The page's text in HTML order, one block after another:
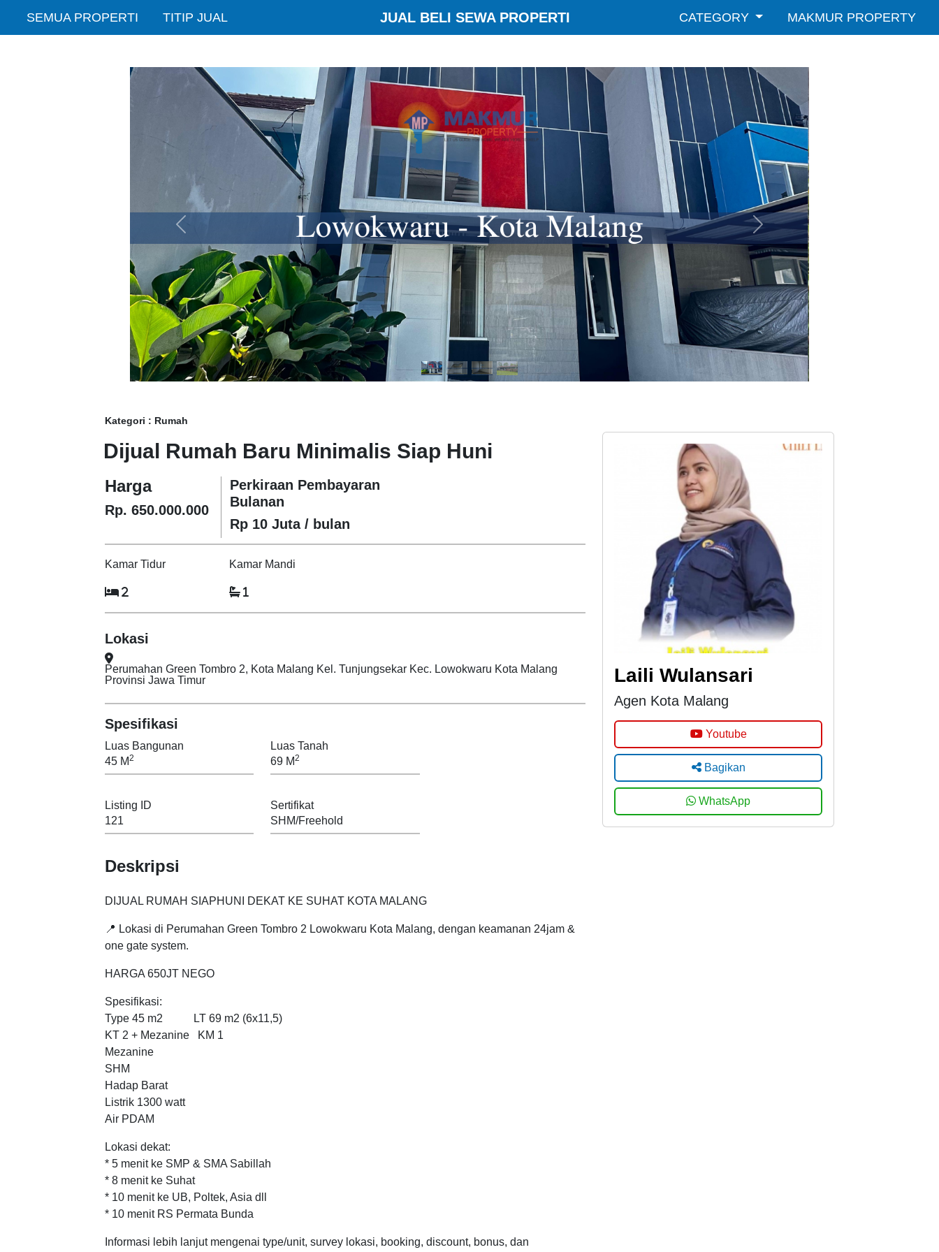
SEMUA PROPERTI TITIP JUAL JUAL BELI SEWA PROPERTI CATEGORY MAKMUR PROPERTY
Sebelumnya Selanjutnya
Kategori : Rumah
Dijual Rumah Baru Minimalis Siap Huni
Harga
Rp. 650.000.000
Perkiraan Pembayaran
Bulanan
Rp 10 Juta / bulan
Kamar Tidur
2
Kamar Mandi
1
Lokasi
Perumahan Green Tombro 2, Kota Malang Kel. Tunjungsekar Kec. Lowokwaru Kota Malang
Provinsi Jawa Timur
Spesifikasi
Luas Bangunan
45 M2
Luas Tanah
69 M2
Listing ID
121
Sertifikat
SHM/Freehold
Deskripsi
DIJUAL RUMAH SIAPHUNI DEKAT KE SUHAT KOTA MALANG
📍 Lokasi di Perumahan Green Tombro 2 Lowokwaru Kota Malang, dengan keamanan 24jam &
one gate system.
HARGA 650JT NEGO
Spesifikasi:
Type 45 m2 LT 69 m2 (6x11,5)
KT 2 + Mezanine KM 1
Mezanine
SHM
Hadap Barat
Listrik 1300 watt
Air PDAM
Lokasi dekat:
* 5 menit ke SMP & SMA Sabillah
* 8 menit ke Suhat
* 10 menit ke UB, Poltek, Asia dll
* 10 menit RS Permata Bunda
Informasi lebih lanjut mengenai type/unit, survey lokasi, booking, discount, bonus, dan
Laili Wulansari
Agen Kota Malang
Youtube
Bagikan
WhatsApp